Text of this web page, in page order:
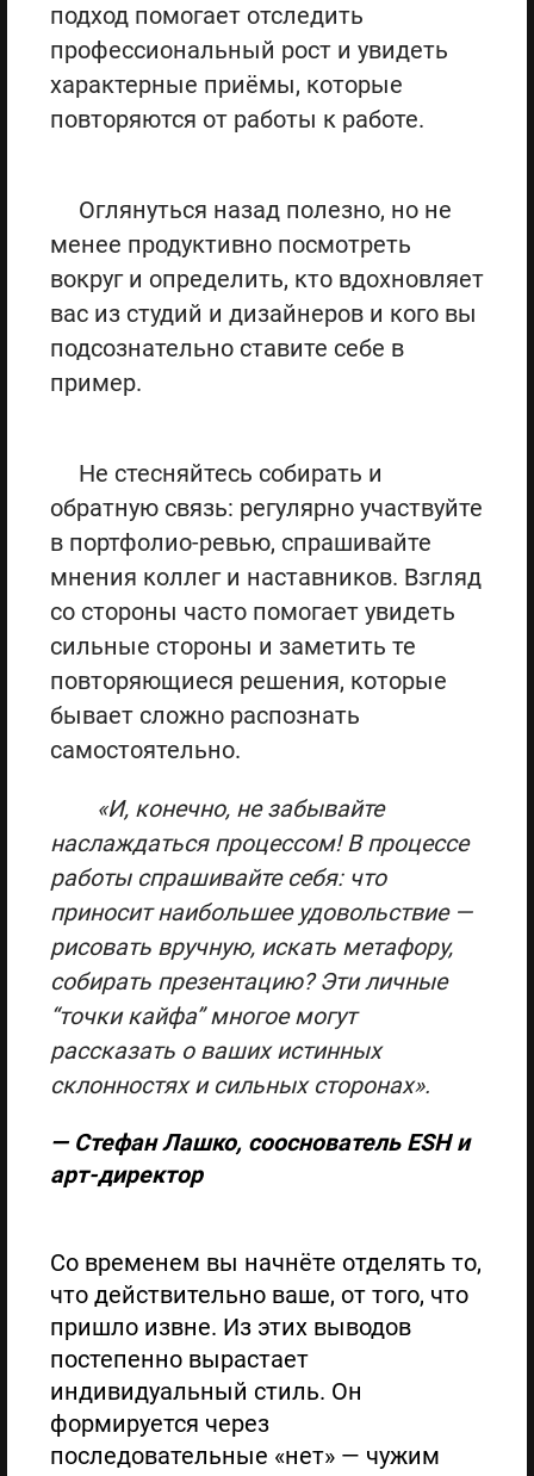
подход помогает отследить
профессиональный рост и увидеть
характерные приёмы, которые
повторяются от работы к работе.
Оглянуться назад полезно, но не
менее продуктивно посмотреть
вокруг и определить, кто вдохновляет
вас из студий и дизайнеров и кого вы
подсознательно ставите себе в
пример.
Не стесняйтесь собирать и
обратную связь: регулярно участвуйте
в портфолио-ревью, спрашивайте
мнения коллег и наставников. Взгляд
со стороны часто помогает увидеть
сильные стороны и заметить те
повторяющиеся решения, которые
бывает сложно распознать
самостоятельно.
«И, конечно, не забывайте
наслаждаться процессом! В процессе
работы спрашивайте себя: что
приносит наибольшее удовольствие —
рисовать вручную, искать метафору,
собирать презентацию? Эти личные
“точки кайфа” многое могут
рассказать о ваших истинных
склонностях и сильных сторонах».
— Стефан Лашко, сооснователь ESH и
арт-директор
Со временем вы начнёте отделять то,
что действительно ваше, от того, что
пришло извне. Из этих выводов
постепенно вырастает
индивидуальный стиль. Он
формируется через
последовательные «нет» — чужим